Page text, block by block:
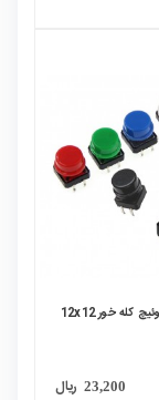
سرکلید تک سوئیچ کله خور 12x12
23,200 ریال